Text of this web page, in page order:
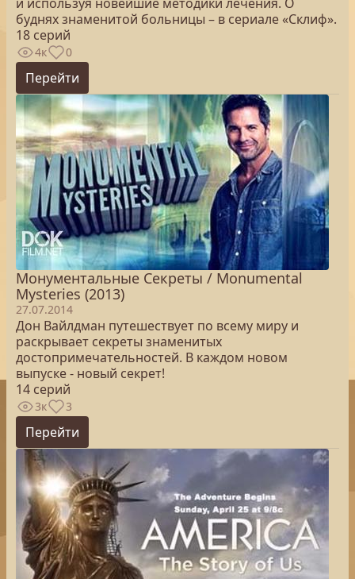
буднях знаменитой больницы – в сериале «Склиф».
18 серий
4к 0
Перейти
Монументальные Секреты / Monumental
Mysteries (2013)
27.07.2014
Дон Вайлдман путешествует по всему миру и
раскрывает секреты знаменитых
достопримечательностей. В каждом новом
выпуске - новый секрет!
14 серий
3к 3
Перейти